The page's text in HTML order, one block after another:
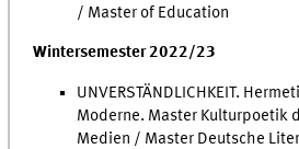
/ Master of Education
Wintersemester 2022/23
UNVERSTÄNDLICHKEIT.
Moderne. Master Kulturpoetik
Medien / Master Deutsche